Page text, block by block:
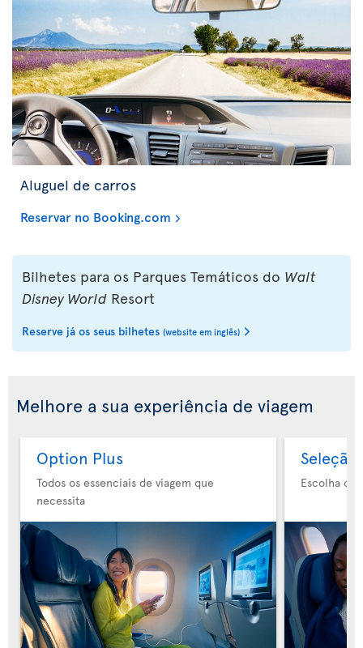
Aluguel de carros
Reservar no Booking.com
Bilhetes para os Parques Temáticos do Walt
Disney World Resort
Reserve já os seus bilhetes (website em inglês)
Melhore a sua experiência de viagem
Option Plus
Todos os essenciais de viagem que
necessita
Escolha o